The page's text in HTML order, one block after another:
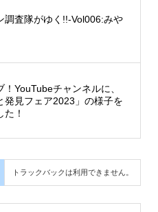
調査隊がゆく!!-Vol006:みや
！YouTubeチャンネルに、
発見フェア2023」の様子を
！
トラックバックは利用できません。